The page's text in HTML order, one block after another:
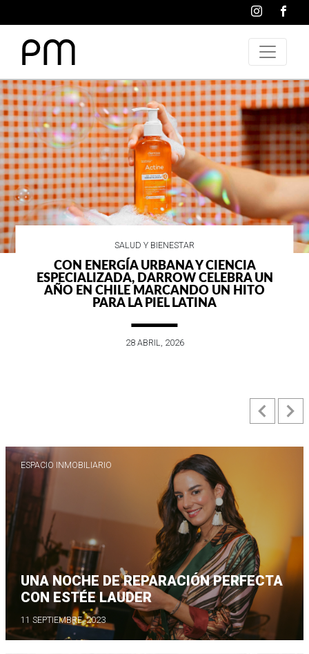
SALUD Y BIENESTAR
CON ENERGÍA URBANA Y CIENCIA
ESPECIALIZADA, DARROW CELEBRA UN
AÑO EN CHILE MARCANDO UN HITO
PARA LA PIEL LATINA
28 ABRIL, 2026
ESPACIO INMOBILIARIO
UNA NOCHE DE REPARACIÓN PERFECTA
CON ESTÉE LAUDER
11 SEPTIEMBRE, 2023